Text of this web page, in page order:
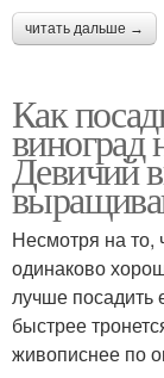
читать дальше →
Как
виноград
Девичий
Несмотря на то,
одинаково
лучше посадить
быстрее
живописнее по